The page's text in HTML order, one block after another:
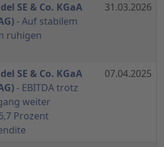
SE & Co. KGaA
- Auf stabilem
ruhigen
31.03.2026
SE & Co. KGaA
- EBITDA trotz
weiter
Prozent
07.04.2025